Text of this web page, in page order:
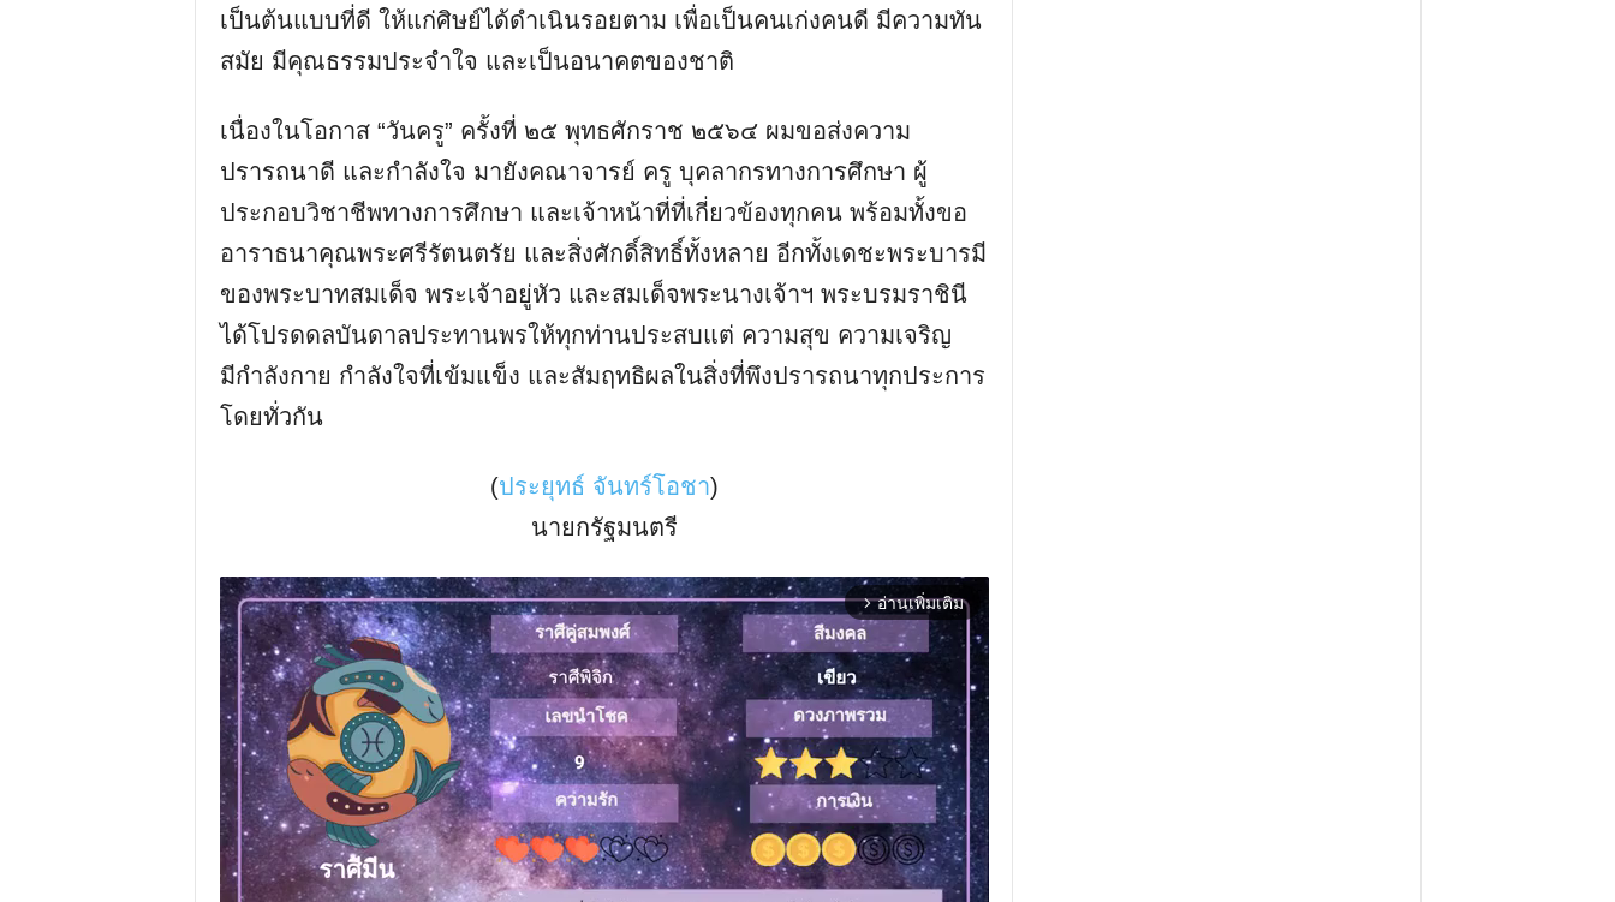
เป็นต้นแบบที่ดี ให้แก่ศิษย์ได้ดําเนินรอยตาม เพื่อเป็นคนเก่งคนดี มีความทัน
สมัย มีคุณธรรมประจําใจ และเป็นอนาคตของชาติ
เนื่องในโอกาส “วันครู” ครั้งที่ ๒๕ พุทธศักราช ๒๕๖๔ ผมขอส่งความ
ปรารถนาดี และกําลังใจ มายังคณาจารย์ ครู บุคลากรทางการศึกษา ผู้
ประกอบวิชาชีพทางการศึกษา และเจ้าหน้าที่ที่เกี่ยวข้องทุกคน พร้อมทั้งขอ
อาราธนาคุณพระศรีรัตนตรัย และสิ่งศักดิ์สิทธิ์ทั้งหลาย อีกทั้งเดชะพระบารมี
ของพระบาทสมเด็จ พระเจ้าอยู่หัว และสมเด็จพระนางเจ้าฯ พระบรมราชินี
ได้โปรดดลบันดาลประทานพรให้ทุกท่านประสบแต่ ความสุข ความเจริญ
มีกําลังกาย กําลังใจที่เข้มแข็ง และสัมฤทธิผลในสิ่งที่พึงปรารถนาทุกประการ
โดยทั่วกัน
(ประยุทธ์ จันทร์โอชา)
นายกรัฐมนตรี
arrow_forward_ios อ่านเพิ่มเติม